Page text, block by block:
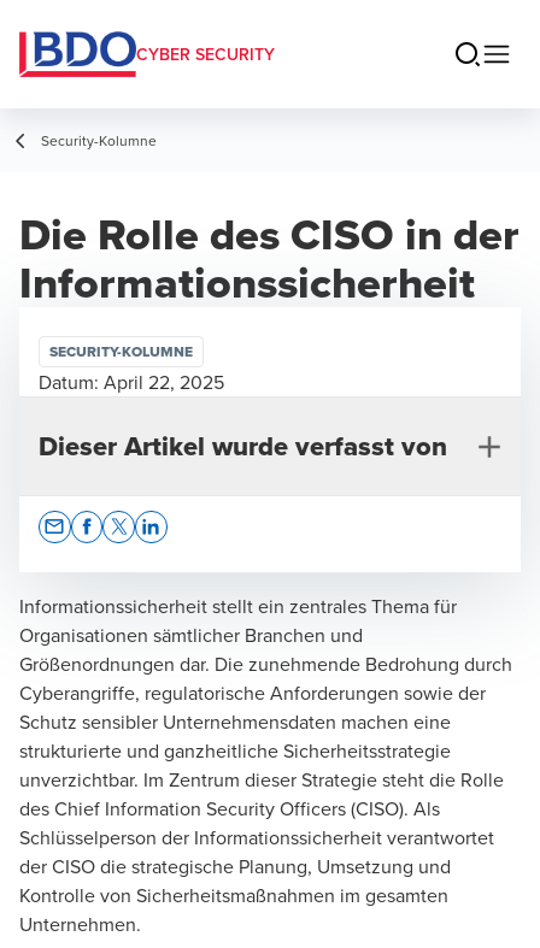
CYBER SECURITY
Security-Kolumne
Die Rolle des CISO in der
Informationssicherheit
Informationssicherheit stellt ein zentrales Thema für
Organisationen sämtlicher Branchen und
Größenordnungen dar. Die zunehmende Bedrohung durch
Cyberangriffe, regulatorische Anforderungen sowie der
Schutz sensibler Unternehmensdaten machen eine
strukturierte und ganzheitliche Sicherheitsstrategie
unverzichtbar. Im Zentrum dieser Strategie steht die Rolle
des Chief Information Security Officers (CISO). Als
Schlüsselperson der Informationssicherheit verantwortet
der CISO die strategische Planung, Umsetzung und
Kontrolle von Sicherheitsmaßnahmen im gesamten
Unternehmen.
SECURITY-KOLUMNE
Datum: April 22, 2025
Dieser Artikel wurde verfasst von
Tobias Kasch
Senior Manager, Incident Response
Stig Griebenow
Consultant, Cyber Strategy & Governance